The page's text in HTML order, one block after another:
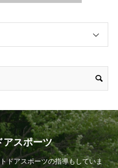
アスポーツ
ドアスポーツの指導もしていま